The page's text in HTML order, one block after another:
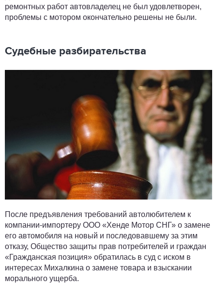
ремонтных работ автовладелец не был удовлетворен,
проблемы с мотором окончательно решены не были.
Судебные разбирательства
После предъявления требований автолюбителем к
компании-импортеру ООО «Хенде Мотор СНГ» о замене
его автомобиля на новый и последовавшему за этим
отказу, Общество защиты прав потребителей и граждан
«Гражданская позиция» обратилась в суд с иском в
интересах Михалкина о замене товара и взыскании
морального ущерба.